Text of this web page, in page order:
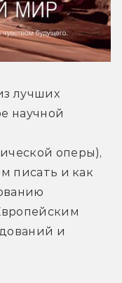
лучших
научной
оперы),
писать и как
и